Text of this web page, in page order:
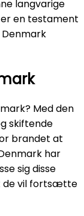
langvarige
en testament
Med den
skiftende
brandet at
har
sig disse
de vil fortsætte